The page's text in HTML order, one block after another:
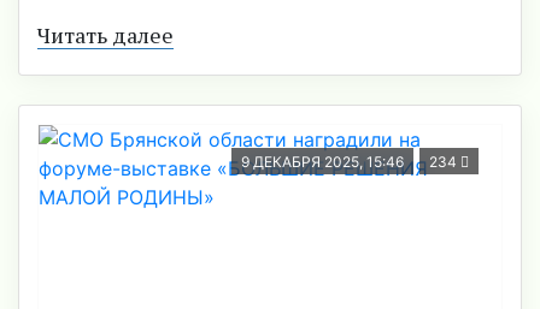
Читать далее
9 ДЕКАБРЯ 2025, 15:46 234